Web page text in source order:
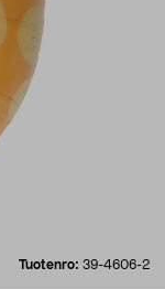
Tuotenro: 39-4606-2